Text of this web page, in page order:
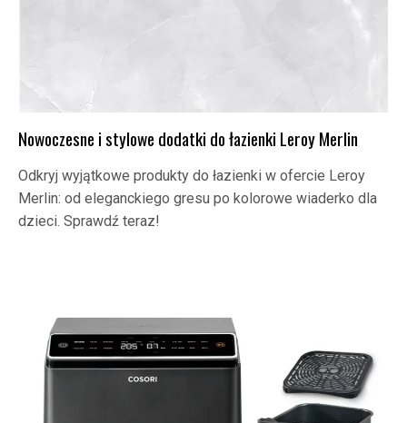
Nowoczesne i stylowe dodatki do łazienki Leroy Merlin
Odkryj wyjątkowe produkty do łazienki w ofercie Leroy
Merlin: od eleganckiego gresu po kolorowe wiaderko dla
dzieci. Sprawdź teraz!